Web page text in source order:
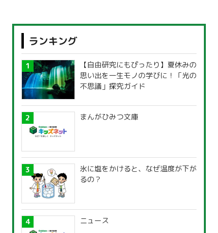
ランキング
【自由研究にもぴったり】夏休みの
思い出を一生モノの学びに！「光の
不思議」探究ガイド
まんがひみつ文庫
氷に塩をかけると、なぜ温度が下が
るの？
ニュース